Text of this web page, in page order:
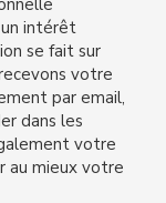
un intérêt
se fait sur
votre
par email,
dans les
votre
au mieux votre